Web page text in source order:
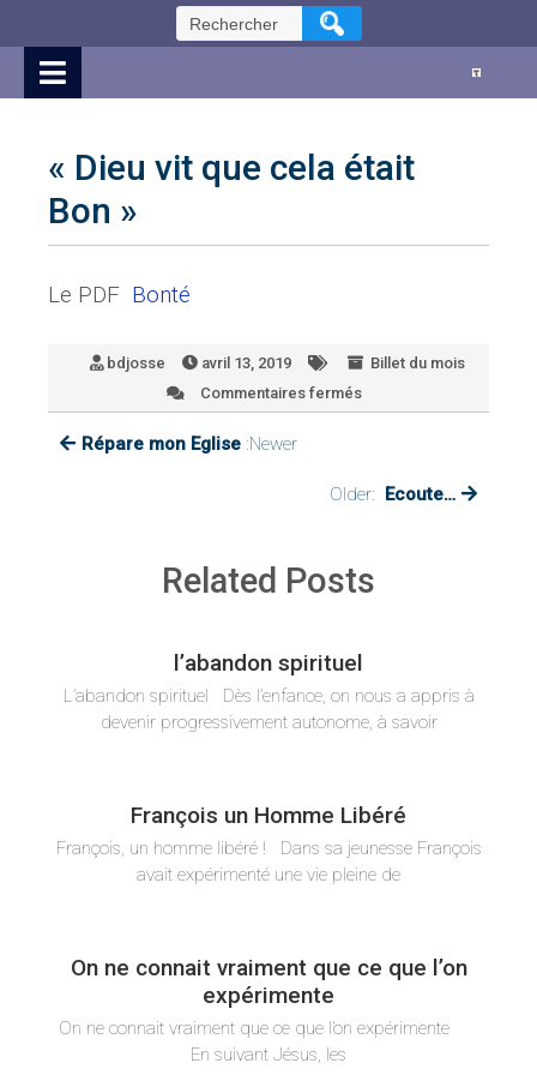
Content
Rechercher :
« Dieu vit que cela était
Bon »
Le PDF Bonté
bdjosse avril 13, 2019
Billet du mois
Commentaires fermés
cela
Répare mon Eglise :Newer
Older: Ecoute…
Related Posts
l’abandon spirituel
L’abandon spirituel Dès l’enfance, on nous a appris à
devenir progressivement autonome, à savoir
François un Homme Libéré
François, un homme libéré ! Dans sa jeunesse François
avait expérimenté une vie pleine de
On ne connait vraiment que ce que l’on
expérimente
On ne connait vraiment que ce que l’on expérimente
En suivant Jésus, les